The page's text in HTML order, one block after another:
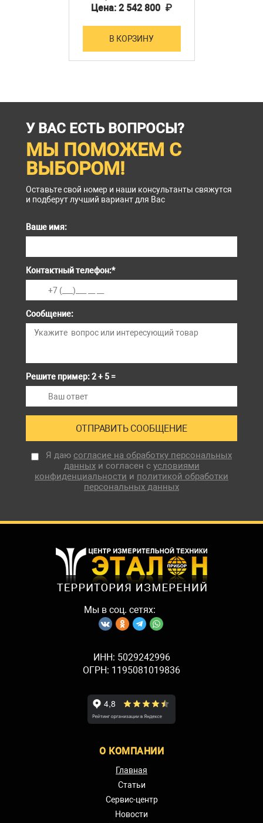
Цена: 2 542 800 ₽
В КОРЗИНУ
У ВАС ЕСТЬ ВОПРОСЫ?
МЫ ПОМОЖЕМ С
ВЫБОРОМ!
Оставьте свой номер и наши консультанты свяжутся
и подберут лучший вариант для Вас
Ваше имя:
Контактный телефон:*
Сообщение:
Решите пример: 2 + 5 =
Я даю согласие на обработку персональных
данныхи согласен с условиями
конфиденциальности и политикой обработки
персональных данных
Мы в соц. сетях:
ИНН: 5029242996
ОГРН: 1195081019836
О КОМПАНИИ
Главная
Статьи
Сервис-центр
Новости